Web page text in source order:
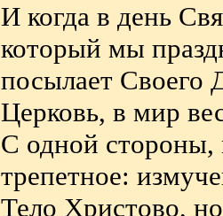
И когда в день
который мы
посылает Своего
Церковь, в мир
С одной
трепетное:
Тело Христово,